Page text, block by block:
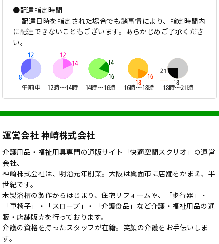
●配達指定時間
配達日時を指定された場合でも諸事情により、指定時間内
に配達できないこともございます。あらかじめご了承くださ
い。
運営会社 神崎株式会社
介護用品・福祉用具専門の通販サイト「快適空間スクリオ」の運営
会社、
神崎株式会社は、明治元年創業。大阪は箕面市に店舗をかまえ、半
世紀です。
木製浴槽の製作からはじまり、住宅リフォームや、「歩行器」・
「車椅子」・「スロープ」・「介護食品」など介護・福祉用品の通
販・店舗販売を行っております。
介護の資格を持ったスタッフが在籍。笑顔の介護をお手伝いしま
す。